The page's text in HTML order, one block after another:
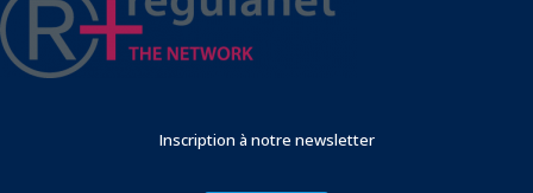
Inscription à notre newsletter